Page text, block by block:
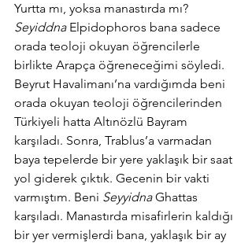
Yurtta mı, yoksa manastırda mı?
Seyiddna Elpidophoros bana sadece
orada teoloji okuyan öğrencilerle
birlikte Arapça öğreneceğimi söyledi.
Beyrut Havalimanı’na vardığımda beni
orada okuyan teoloji öğrencilerinden
Türkiyeli hatta Altınözlü Bayram
karşıladı. Sonra, Trablus’a varmadan
baya tepelerde bir yere yaklaşık bir saat
yol giderek çıktık. Gecenin bir vakti
varmıştım. Beni Seyyidna Ghattas
karşıladı. Manastırda misafirlerin kaldığı
bir yer vermişlerdi bana, yaklaşık bir ay